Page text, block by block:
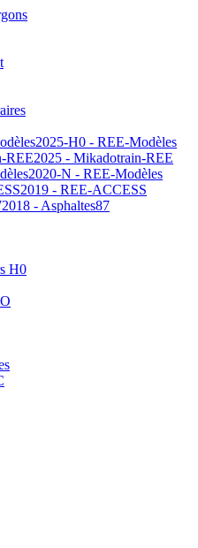
2025-H0 - REE-Modèles
2025 - Mikadotrain-REE
2020-N - REE-Modèles
2019 - REE-ACCESS
2018 - Asphaltes87
H0